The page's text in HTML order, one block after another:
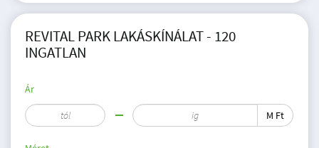
REVITAL PARK LAKÁSKÍNÁLAT - 120
INGATLAN
Ár
M Ft